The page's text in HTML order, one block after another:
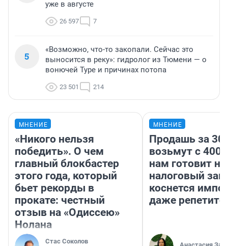
уже в августе
26 597 7
5
«Возможно, что-то закопали. Сейчас это
выносится в реку»: гидролог из Тюмени — о
вонючей Туре и причинах потопа
23 501 214
МНЕНИЕ
«Никого нельзя
победить». О чем
главный блокбастер
этого года, который
бьет рекорды в
прокате: честный
отзыв на «Одиссею»
Нолана
Стас Соколов
МНЕНИЕ
Продашь за
возьмут с
нам готовит
налоговый
коснется
даже